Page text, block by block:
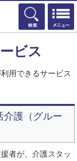
検索
ビス
用できるサービス
介護（グルー
者が、介護スタッ